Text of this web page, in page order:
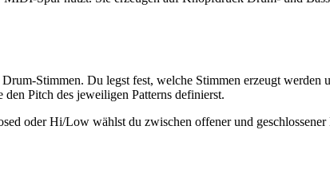
Stimmen. Du legst fest, welche Stimmen erzeugt
Pitch des jeweiligen Patterns definierst.
oder Hi/Low wählst du zwischen offener und